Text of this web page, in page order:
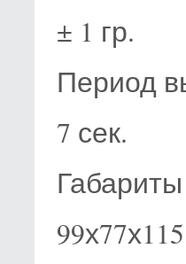
± 1 гр.
Период
7 сек.